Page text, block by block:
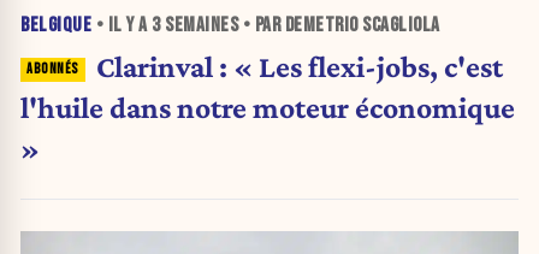
BELGIQUE • IL Y A 3 SEMAINES• PAR DEMETRIO SCAGLIOLA
Clarinval : « Les flexi-jobs, c'est
l'huile dans notre moteur économique
»